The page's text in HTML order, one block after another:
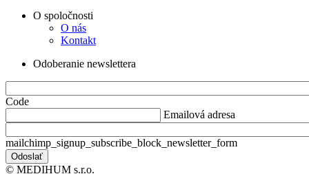
O spoločnosti
O nás
Kontakt
Odoberanie newslettera
Code
Emailová adresa
mailchimp_signup_subscribe_block_newsletter_form
© MEDIHUM s.r.o.